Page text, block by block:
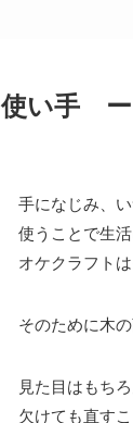
使い手 ー
手になじみ、
使うことで生
オケクラフト
そのために木
見た目はもち
欠けても直す